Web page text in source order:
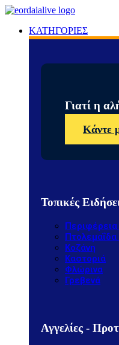
ΚΑΤΗΓΟΡΙΕΣ
Γιατί η
Κάντε
Τοπικές
Κοζάνη
Καστοριά
Φλώρινα
Γρεβενά
Αγγελίες -